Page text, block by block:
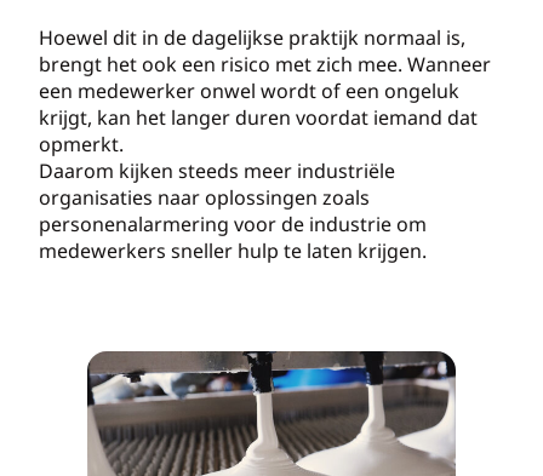
Hoewel dit in de dagelijkse praktijk normaal is,
brengt het ook een risico met zich mee. Wanneer
een medewerker onwel wordt of een ongeluk
krijgt, kan het langer duren voordat iemand dat
opmerkt.
Daarom kijken steeds meer industriële
organisaties naar oplossingen zoals
personenalarmering voor de industrie om
medewerkers sneller hulp te laten krijgen.